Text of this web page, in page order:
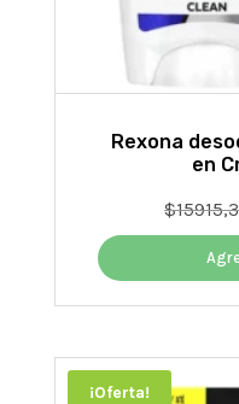
Rexona
en
$
¡Oferta!